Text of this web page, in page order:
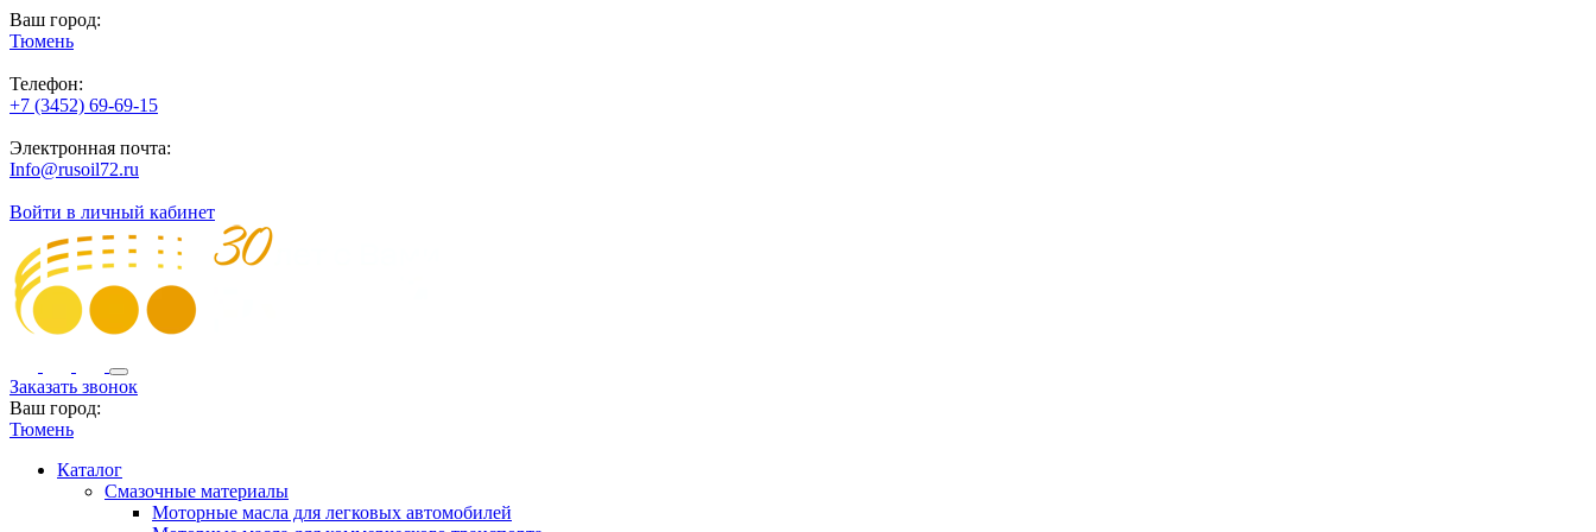
Ваш город:
Тюмень
Телефон:
+7 (3452) 69-69-15
Электронная почта:
Info@rusoil72.ru
Войти в личный кабинет
Заказать звонок
Ваш город:
Тюмень
Каталог
Смазочные материалы
Моторные масла для легковых автомобилей